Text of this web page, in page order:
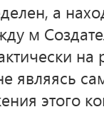
а
м
на
являясь
этого